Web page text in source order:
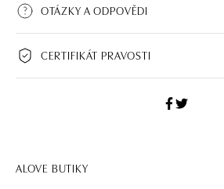
OTÁZKY A ODPOVĚDI
CERTIFIKÁT PRAVOSTI
ALOVE BUTIKY